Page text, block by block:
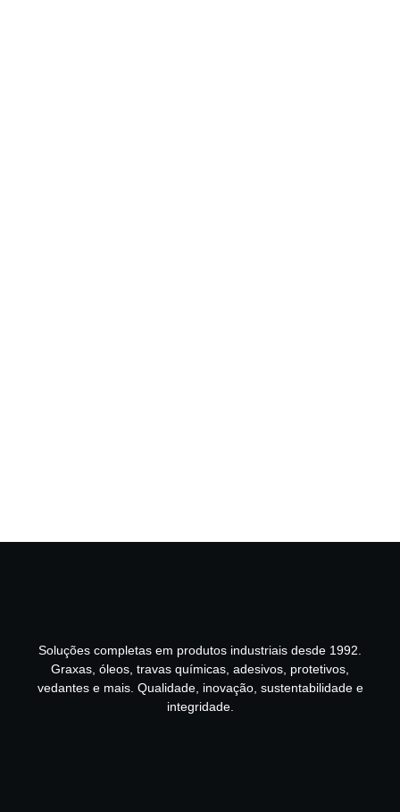
Soluções completas em produtos industriais desde 1992.
Graxas, óleos, travas químicas, adesivos, protetivos,
vedantes e mais. Qualidade, inovação, sustentabilidade e
integridade.